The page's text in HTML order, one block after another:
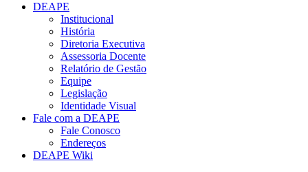
DEAPE
Institucional
História
Diretoria Executiva
Assessoria Docente
Relatório de Gestão
Equipe
Legislação
Identidade Visual
Fale com a DEAPE
Fale Conosco
Endereços
DEAPE Wiki